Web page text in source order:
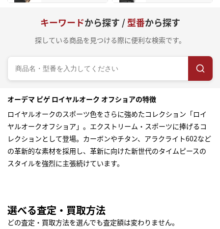
キーワードから探す /型番から探す
探している商品を見つける際に便利な検索です。
オーデマ ピゲ ロイヤルオーク オフショアの特徴
ロイヤルオークのスポーツ色をさらに強めたコレクション「ロイ
ヤルオークオフショア」。エクストリーム・スポーツに捧げるコ
レクションとして登場。カーボンやチタン、アラクライト602など
の革新的な素材を採用し、革新に向けた新世代のタイムピースの
スタイルを強烈に主張続けています。
選べる査定・買取方法
どの査定・買取方法を選んでも査定額は変わりません。